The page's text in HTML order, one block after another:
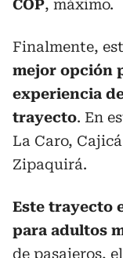
COP, máximo.
Finalmente,
mejor opción
experiencia
trayecto. En
La Caro,
Zipaquirá.
Este trayecto
para adultos
de pasajeros,